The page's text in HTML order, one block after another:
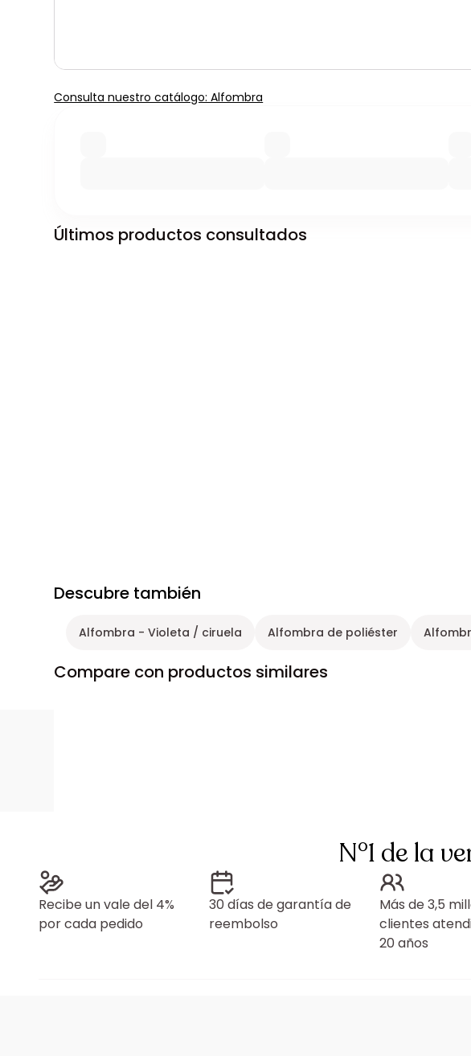
Consulta nuestro catálogo: Alfombra
Últimos productos consultados
Descubre también
Alfombra - Violeta / ciruela Alfombra de poliéster
Compare con productos similares
N°1 de la
Recibe un vale del 4%
por cada pedido
30 días de garantía de
reembolso
Más de 3,5
clientes
20 años